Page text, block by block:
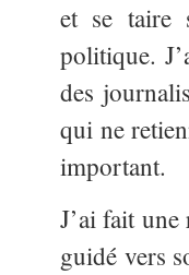
et se taire
politique.
des
qui ne
important.
J’ai fait
guidé vers